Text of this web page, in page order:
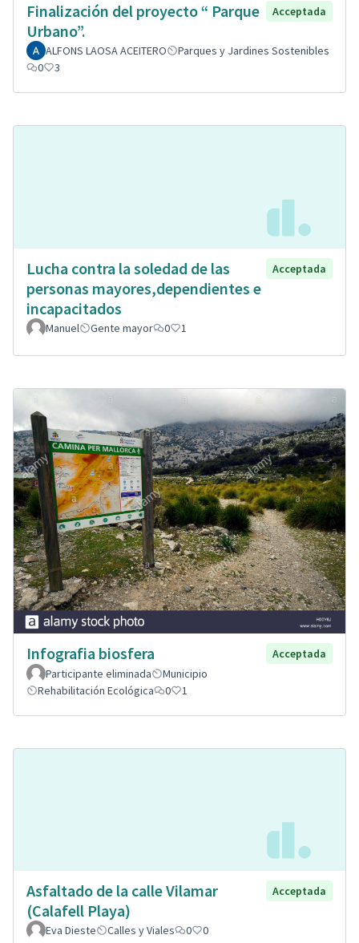
Finalización del proyecto “ Parque
Urbano”.
Acceptada
ALFONS LAOSA ACEITERO
Parques y Jardines Sostenibles
0
3
Lucha contra la soledad de las
personas mayores,dependientes e
incapacitados
Acceptada
Manuel Gente mayor 0 1
Infografia biosfera
Acceptada
Participante eliminada
Municipio
Rehabilitación Ecológica
0 1
Asfaltado de la calle Vilamar
(Calafell Playa)
Acceptada
Eva Dieste Calles y Viales 0 0